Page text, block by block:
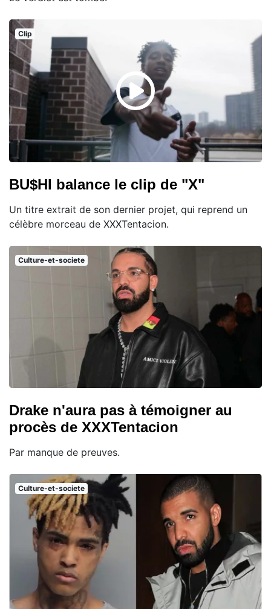
Clip
BU$HI balance le clip de "X"
Un titre extrait de son dernier projet, qui reprend un
célèbre morceau de XXXTentacion.
Culture-et-societe
Drake n'aura pas à témoigner au
procès de XXXTentacion
Par manque de preuves.
Culture-et-societe